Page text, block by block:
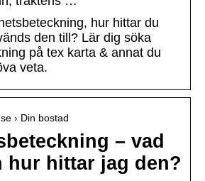
hur hittar du
den till? Lär dig söka
på tex karta & annat du
veta.
› Din bostad
– vad
hur hittar jag den?